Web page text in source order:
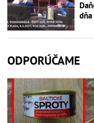
dňa
ODPORÚČAME